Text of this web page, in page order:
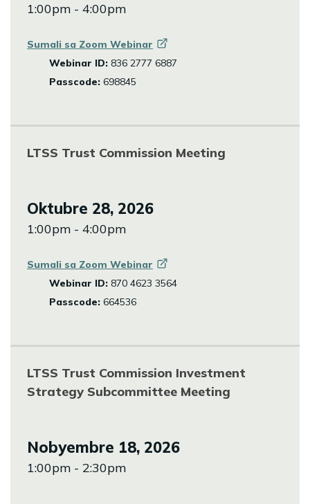
1:00pm - 4:00pm
Sumali sa Zoom Webinar
Webinar ID: 836 2777 6887
Passcode: 698845
Oktubre 28, 2026
1:00pm - 4:00pm
Sumali sa Zoom Webinar
Webinar ID: 870 4623 3564
Passcode: 664536
LTSS Trust Commission Meeting
Nobyembre 18, 2026
1:00pm - 2:30pm
LTSS Trust Commission Investment
Strategy Subcommittee Meeting